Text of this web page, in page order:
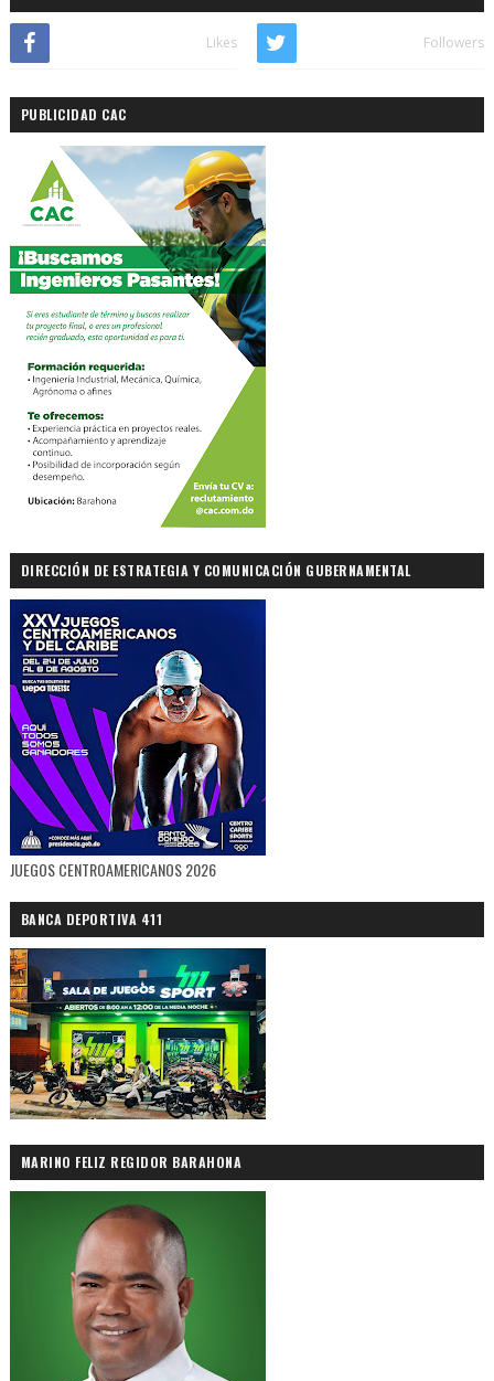
Likes Followers
PUBLICIDAD CAC
DIRECCIÓN DE ESTRATEGIA Y COMUNICACIÓN GUBERNAMENTAL
JUEGOS CENTROAMERICANOS 2026
BANCA DEPORTIVA 411
MARINO FELIZ REGIDOR BARAHONA